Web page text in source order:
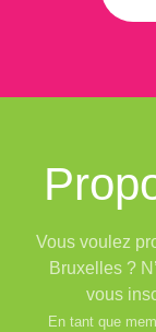
Vous voulez
Bruxelles ?
vous
En tant que